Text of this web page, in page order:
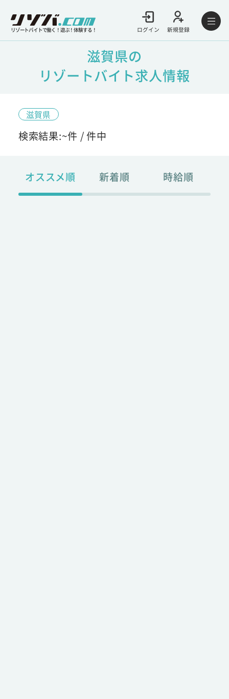
リゾートバイトで働く！遊ぶ！体験する！ ログイン 新規登録
滋賀県の
リゾートバイト求人情報
滋賀県
検索結果:~件 /件中
オススメ順 新着順 時給順